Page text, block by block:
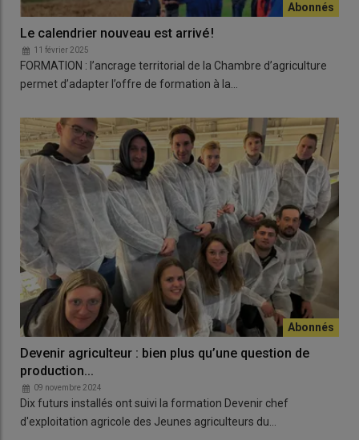
Le calendrier nouveau est arrivé !
11 février 2025
FORMATION : l’ancrage territorial de la Chambre d’agriculture
permet d’adapter l’offre de formation à la…
Devenir agriculteur : bien plus qu’une question de
production...
09 novembre 2024
Dix futurs installés ont suivi la formation Devenir chef
d'exploitation agricole des Jeunes agriculteurs du…